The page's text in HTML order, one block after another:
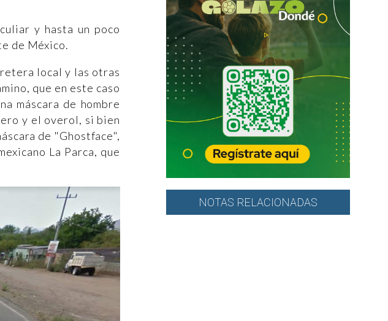
y hasta un poco
de México.
local y las otras
que en este caso
máscara de hombre
y el overol, si bien
de "Ghostface",
La Parca, que
NOTAS RELACIONADAS